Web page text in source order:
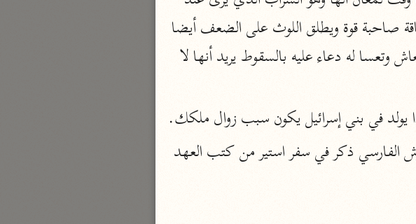
مركَّزة العبارة
تفسير الجلالين
نحو مجلد
جامع البيان
الإيجي (٩٠٥ هـ)
فهو من الأضداد، وعفرناة: غليظة ويقال للعاثر: لعا لك دعاء له بالانتعاش وتعسا له دعاء عليه بالسقوط يريد أنها لا
يولد في بني إسرائيل يكون سبب زوال ملكك.